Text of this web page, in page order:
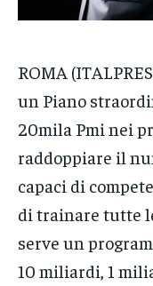
GRUPPO
CONTATTI
GRUPPO
CONTATTI
GRUPPO
CONTATTI
ROMA
un Piano
20mila Pmi nei
raddoppiare il
capaci di
di trainare tutte
serve un
10 miliardi, 1